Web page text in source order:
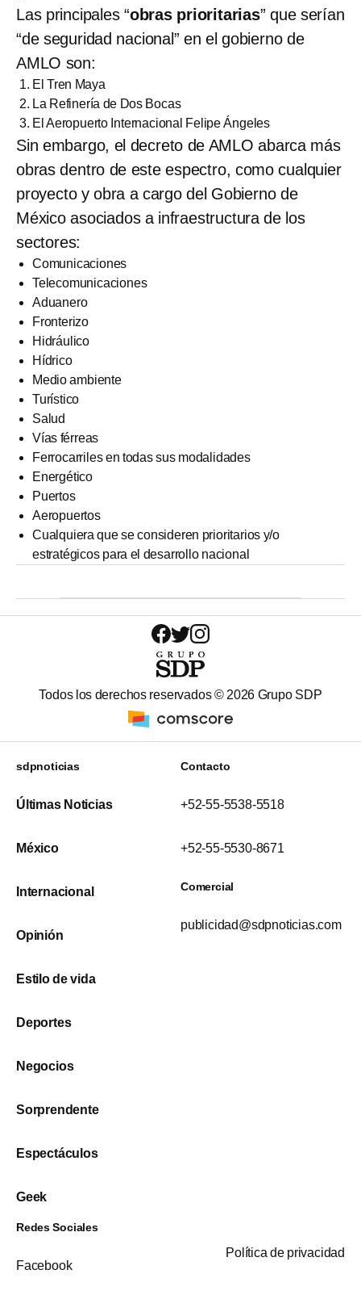
Las principales “obras prioritarias” que serían
“de seguridad nacional” en el gobierno de
AMLO son:
El Tren Maya
La Refinería de Dos Bocas
El Aeropuerto Internacional Felipe Ángeles
Sin embargo, el decreto de AMLO abarca más
obras dentro de este espectro, como cualquier
proyecto y obra a cargo del Gobierno de
México asociados a infraestructura de los
sectores:
Comunicaciones
Telecomunicaciones
Aduanero
Fronterizo
Hidráulico
Hídrico
Medio ambiente
Turístico
Salud
Vías férreas
Ferrocarriles en todas sus modalidades
Energético
Puertos
Aeropuertos
Cualquiera que se consideren prioritarios y/o
estratégicos para el desarrollo nacional
Todos los derechos reservados ©2026 Grupo SDP
sdpnoticias
Últimas Noticias
México
Internacional
Opinión
Estilo de vida
Deportes
Negocios
Sorprendente
Espectáculos
Geek
Contacto
+52-55-5538-5518
+52-55-5530-8671
Comercial
publicidad@sdpnoticias.com
Redes Sociales
Facebook
Política de privacidad